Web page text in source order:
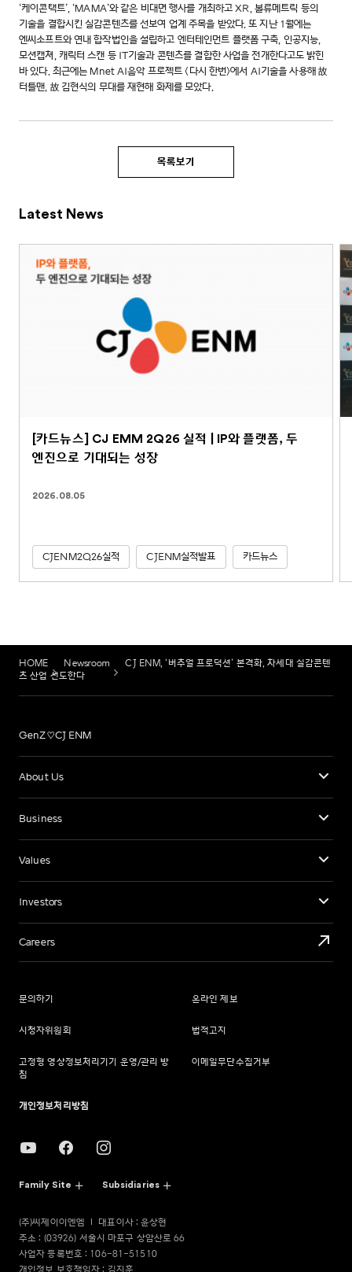
‘케이콘택트’, ‘MAMA’와 같은 비대면 행사를 개최하고 XR, 볼류메트릭 등의
기술을 결합시킨 실감콘텐츠를 선보여 업계 주목을 받았다. 또 지난 1월에는
엔씨소프트와 연내 합작법인을 설립하고 엔터테인먼트 플랫폼 구축, 인공지능,
모션캡쳐, 캐릭터 스캔 등 IT기술과 콘텐츠를 결합한 사업을 전개한다고도 밝힌
바 있다. 최근에는 Mnet AI음악 프로젝트 <다시 한번>에서 AI기술을 사용해 故
터틀맨, 故 김현식의 무대를 재현해 화제를 모았다.
목록보기
Latest News
[카드뉴스] CJ EMM 2Q26 실적 | IP와 플랫폼, 두
엔진으로 기대되는 성장
2026.08.05
CJENM2Q26실적 CJENM실적발표 카드뉴스
HOME Newsroom
CJ ENM, ‘버추얼 프로덕션’ 본격화, 차세대 실감콘텐
츠 산업 선도한다
GenZ♡CJ ENM
About Us
Business
Values
Investors
Careers
문의하기 온라인 제보
시청자위원회 법적고지
고정형 영상정보처리기기 운영/관리 방
침
이메일무단수집거부
개인정보처리방침
Family Site Subsidiaries
(주)씨제이이엔엠
대표이사 : 윤상현
주소 : (03926) 서울시 마포구 상암산로 66
사업자 등록번호 : 106-81-51510